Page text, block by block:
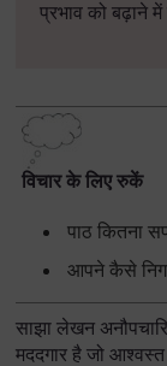
प्रभाव को बढ़ाने
विचार के लिए रुकें
पाठ कितना
आपने कैसे
साझा लेखन
मददगार है जो